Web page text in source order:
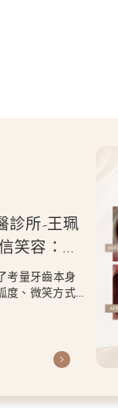
診所-王珮
笑容：美
笑曲線
考量牙齒本身
度、微笑方式